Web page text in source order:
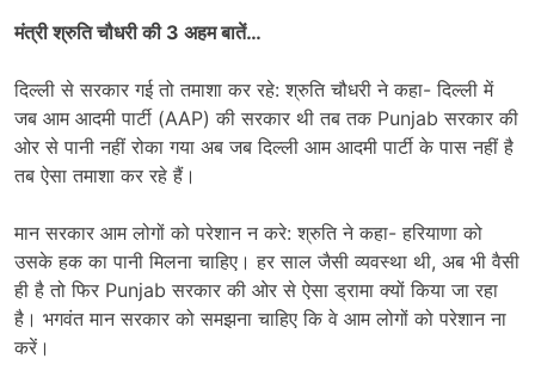
मंत्री श्रुति चौधरी की 3 अहम बातें…
दिल्ली से सरकार गई तो तमाशा कर रहे: श्रुति चौधरी ने कहा- दिल्ली में
जब आम आदमी पार्टी (AAP) की सरकार थी तब तक Punjab सरकार की
ओर से पानी नहीं रोका गया अब जब दिल्ली आम आदमी पार्टी के पास नहीं है
तब ऐसा तमाशा कर रहे हैं।
मान सरकार आम लोगों को परेशान न करे: श्रुति ने कहा- हरियाणा को
उसके हक का पानी मिलना चाहिए। हर साल जैसी व्यवस्था थी, अब भी वैसी
ही है तो फिर Punjab सरकार की ओर से ऐसा ड्रामा क्यों किया जा रहा
है। भगवंत मान सरकार को समझना चाहिए कि वे आम लोगों को परेशान ना
करें।